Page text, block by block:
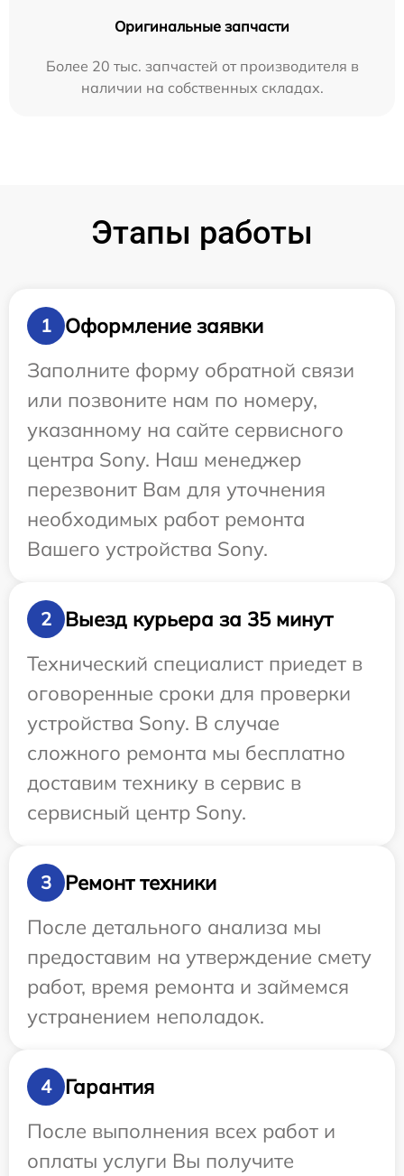
Оригинальные запчасти
Более 20 тыс. запчастей от производителя в
наличии на собственных складах.
Этапы работы
1
Оформление заявки
Заполните форму обратной связи
или позвоните нам по номеру,
указанному на сайте сервисного
центра Sony. Наш менеджер
перезвонит Вам для уточнения
необходимых работ ремонта
Вашего устройства Sony.
2
Выезд курьера за 35 минут
Технический специалист приедет в
оговоренные сроки для проверки
устройства Sony. В случае
сложного ремонта мы бесплатно
доставим технику в сервис в
сервисный центр Sony.
3
Ремонт техники
После детального анализа мы
предоставим на утверждение смету
работ, время ремонта и займемся
устранением неполадок.
4
Гарантия
После выполнения всех работ и
оплаты услуги Вы получите